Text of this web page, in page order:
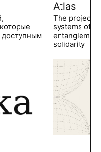
доступным
Atlas
The project
systems of
solidarity